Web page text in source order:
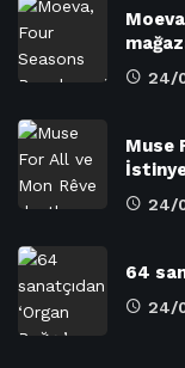
24/
Muse
24/
64
24/